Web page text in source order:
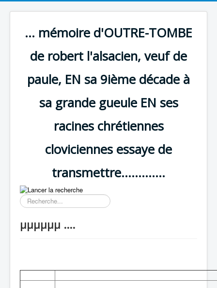
... mémoire d'OUTRE-TOMBE
de robert l'alsacien, veuf de
paule, EN sa 9ième décade à
sa grande gueule EN ses
racines chrétiennes
cloviciennes essaye de
transmettre.............
Résultat
de
recherche
µµµµµµ ....